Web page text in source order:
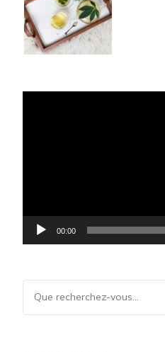
00:00
Vous
recherchiez